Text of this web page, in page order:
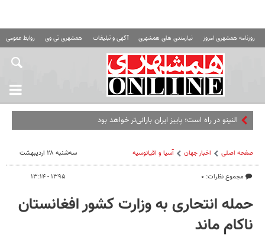
روزنامه همشهری امروز نیازمندی های همشهری آگهی و تبلیغات همشهری تی وی روابط عمومی
صفحه اصلی اخبار جهان آسیا و اقیانوسیه
مجموع نظرات: ۰
سه‌شنبه ۲۸ اردیبهشت
۱۳۹۵ - ۱۳:۱۴
حمله انتحاری به وزارت کشور افغانستان
ناکام ماند